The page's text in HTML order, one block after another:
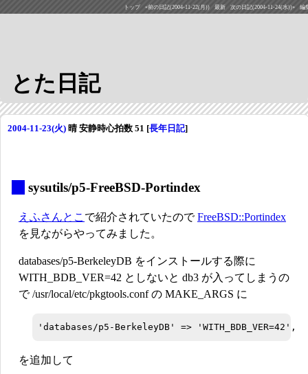
トップ «前の日記(2004-11-22(月)) 最新 次の日記(2004-11-24(水))» 編
とた日記
2004-11-23(火) 晴 安静時心拍数 51 [長年日記]
sysutils/p5-FreeBSD-Portindex
えふさんとこ で紹介されていたのでFreeBSD::Portindex
を見ながらやってみました。
databases/p5-BerkeleyDB をインストールする際に
WITH_BDB_VER=42 としないと db3 が入ってしまうの
で /usr/local/etc/pkgtools.conf の MAKE_ARGS に
を追加して